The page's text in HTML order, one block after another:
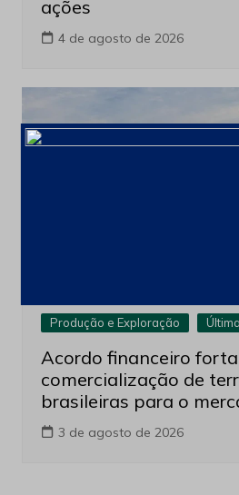
ações
4 de agosto de 2026
Produção e Exploração
Acordo financeiro
comercialização de
brasileiras para o
3 de agosto de 2026